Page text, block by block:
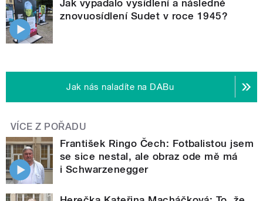
Jak vypadalo vysídlení a následné
znovuosídlení Sudet v roce 1945?
Jak nás naladíte na DABu
VÍCE Z POŘADU
František Ringo Čech: Fotbalistou jsem
se sice nestal, ale obraz ode mě má
i Schwarzenegger